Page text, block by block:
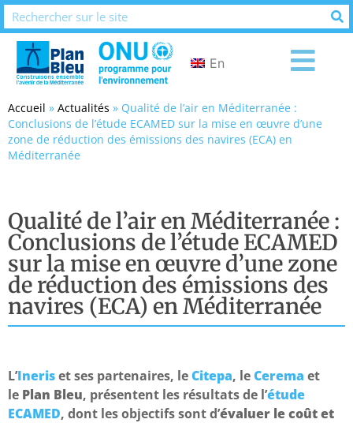
En
Accueil » Actualités » Qualité de l’air en Méditerranée :
Conclusions de l’étude ECAMED sur la mise en œuvre d’une
zone de réduction des émissions des navires (ECA) en
Méditerranée
Qualité de l’air en Méditerranée :
Conclusions de l’étude ECAMED
sur la mise en œuvre d’une zone
de réduction des émissions des
navires (ECA) en Méditerranée
L’Ineriset ses partenaires, leCitepa, leCerema et
le Plan Bleu, présentent les résultats de l’étude
ECAMED, dont les objectifs sont d’évaluer le coût et